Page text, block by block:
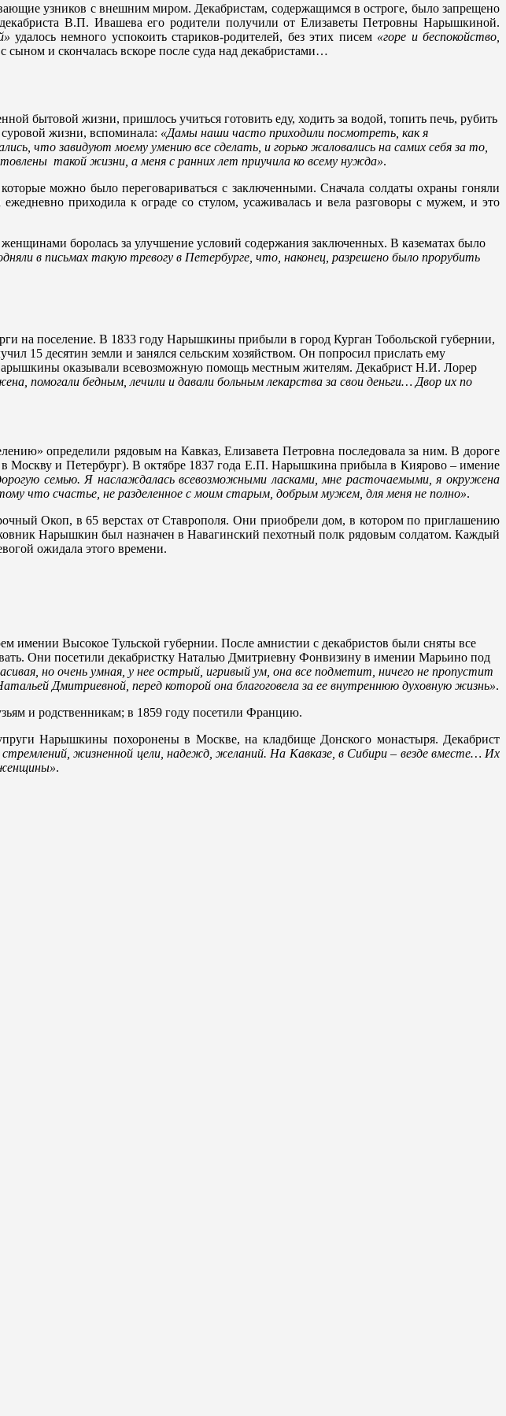
узников с внешним миром. Декабристам, содержащимся в остроге, было запрещено
В.П. Ивашева его родители получили от Елизаветы Петровны Нарышкиной.
удалось немного успокоить стариков-родителей, без этих писем «горе и беспокойство,
и скончалась вскоре после суда над декабристами…
бытовой жизни, пришлось учиться готовить еду, ходить за водой, топить печь, рубить
жизни, вспоминала: «Дамы наши часто приходили посмотреть, как я
что завидуют моему умению все сделать, и горько жаловались на самих себя за то,
такой жизни, а меня с ранних лет приучила ко всему нужда».
можно было переговариваться с заключенными. Сначала солдаты охраны гоняли
приходила к ограде со стулом, усаживалась и вела разговоры с мужем, и это
боролась за улучшение условий содержания заключенных. В казематах было
в письмах такую тревогу в Петербурге, что, наконец, разрешено было прорубить
на поселение. В 1833 году Нарышкины прибыли в город Курган Тобольской губернии,
15 десятин земли и занялся сельским хозяйством. Он попросил прислать ему
оказывали всевозможную помощь местным жителям. Декабрист Н.И. Лорер
помогали бедным, лечили и давали больным лекарства за свои деньги… Двор их по
определили рядовым на Кавказ, Елизавета Петровна последовала за ним. В дороге
в Москву и Петербург). В октябре 1837 года Е.П. Нарышкина прибыла в Киярово – имение
семью. Я наслаждалась всевозможными ласками, мне расточаемыми, я окружена
что счастье, не разделенное с моим старым, добрым мужем, для меня не полно».
Окоп, в 65 верстах от Ставрополя. Они приобрели дом, в котором по приглашению
Нарышкин был назначен в Навагинский пехотный полк рядовым солдатом. Каждый
ожидала этого времени.
Высокое Тульской губернии. После амнистии с декабристов были сняты все
Они посетили декабристку Наталью Дмитриевну Фонвизину в имении Марьино под
но очень умная, у нее острый, игривый ум, она все подметит, ничего не пропустит
Дмитриевной, перед которой она благоговела за ее внутреннюю духовную жизнь».
и родственникам; в 1859 году посетили Францию.
Нарышкины похоронены в Москве, на кладбище Донского монастыря. Декабрист
стремлений, жизненной цели, надежд, желаний. На Кавказе, в Сибири – везде вместе… Их
.